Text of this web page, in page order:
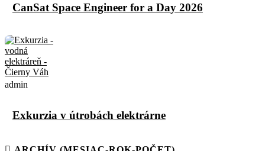
CanSat Space Engineer for a Day 2026
admin
Exkurzia v útrobách elektrárne